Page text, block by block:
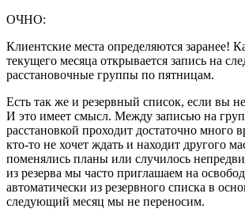
ОЧНО:
Клиентские места определяются заранее!
текущего месяца открывается запись на
расстановочные группы по пятницам.
Есть так же и резервный список, если вы
И это имеет смысл. Между записью на
расстановкой проходит достаточно много
кто-то не хочет ждать и находит другого
поменялись планы или случилось
из резерва мы часто приглашаем на
автоматически из резервного списка в
следующий месяц мы не переносим.